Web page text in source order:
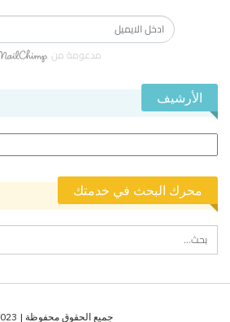
مدعومة من
الأرشيف
محرك البحث في خدمتك
جميع الحقوق محفوظة | 2023 ©